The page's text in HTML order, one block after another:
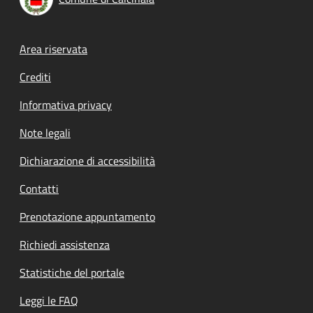
Footer menu
Area riservata
Crediti
Informativa privacy
Note legali
Dichiarazione di accessibilità
Contatti
Prenotazione appuntamento
Richiedi assistenza
Statistiche del portale
Leggi le FAQ